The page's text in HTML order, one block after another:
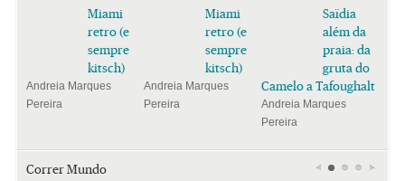
Miami
retro (e
sempre
kitsch)
Andreia Marques
Pereira
Miami
retro (e
sempre
kitsch)
Andreia Marques
Pereira
Saïdia
além da
praia: da
gruta do
Camelo a Tafoughalt
Andreia Marques
Pereira
Correr Mundo